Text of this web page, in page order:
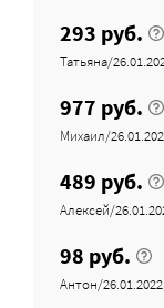
293 руб.
Татьяна/
977 руб.
Михаил/
489 руб.
Алексей/
98 руб.
Антон/